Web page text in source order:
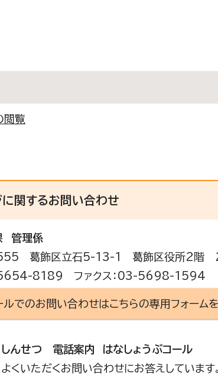
閲覧
に関するお問い合わせ
管理係
葛飾区立石5-13-1 葛飾区役所2階
5654-8189 ファクス：03-5698-1594
ルでのお問い合わせはこちらの専用フォーム
んせつ 電話案内 はなしょうぶコール
くいただくお問い合わせにお答えしていま